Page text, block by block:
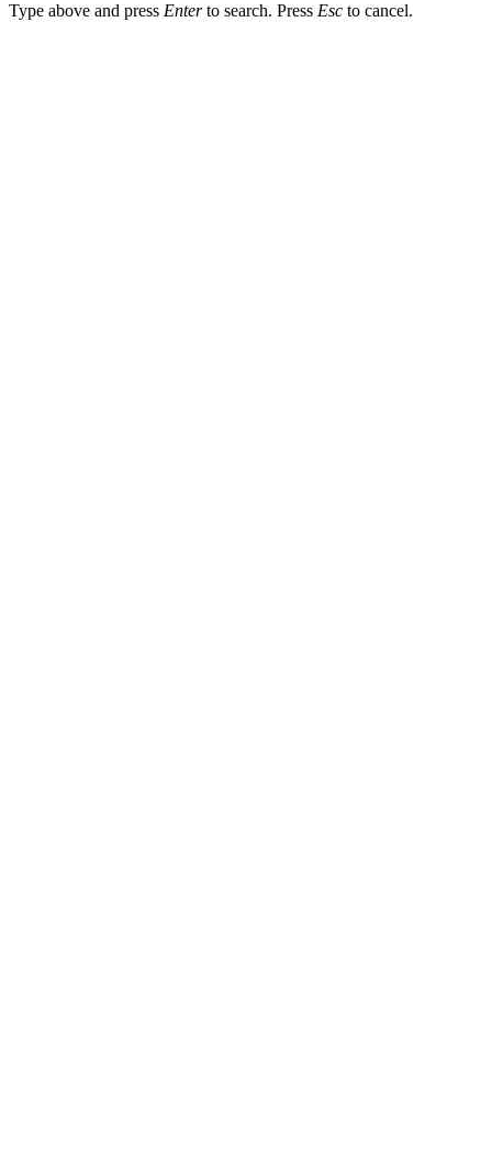
Type above and press Enterto search. Press Esc to cancel.